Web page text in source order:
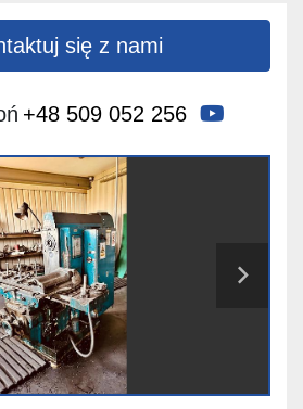
się z nami
+48 509 052 256